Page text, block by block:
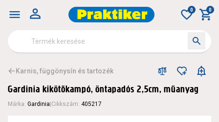
0 0
Karnis, függönysín és tartozék
Gardinia kikötőkampó, öntapadós 2,5cm, műanyag
Márka: Gardinia Cikkszám: 405217